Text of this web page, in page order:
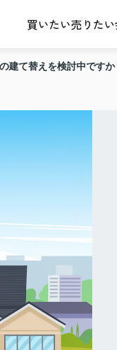
買いたい売りたい
建て替えを検討中です